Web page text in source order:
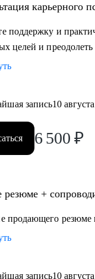
карьерного
поддержку и
целей и
запись10
6 500 ₽
резюме +
продающего резюме
запись10